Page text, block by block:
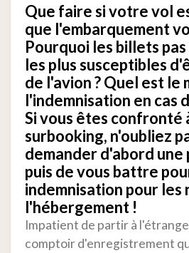
Que faire si votre vol
que l'embarquement
Pourquoi les billets
les plus susceptibles
de l'avion ? Quel est le
l'indemnisation en cas
Si vous êtes confronté
surbooking, n'oubliez
demander d'abord
puis de vous battre
indemnisation pour les
l'hébergement !
Impatient de partir à
comptoir d'enregistrement